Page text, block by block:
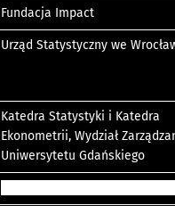
Fundacja Impact
Urząd Statystyczny we
Katedra Statystyki i Katedra
Ekonometrii, Wydział
Uniwersytetu Gdańskiego